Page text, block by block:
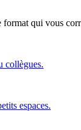
qui vous
collègues.
espaces.